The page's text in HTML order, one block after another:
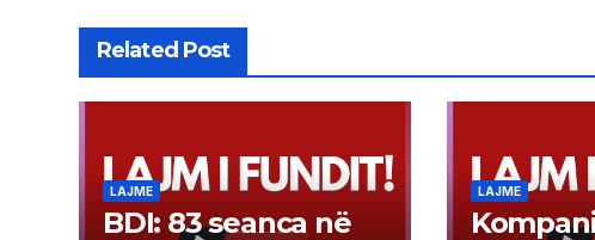
Related Post
LAJME
BDI: 83 seanca në
LAJME